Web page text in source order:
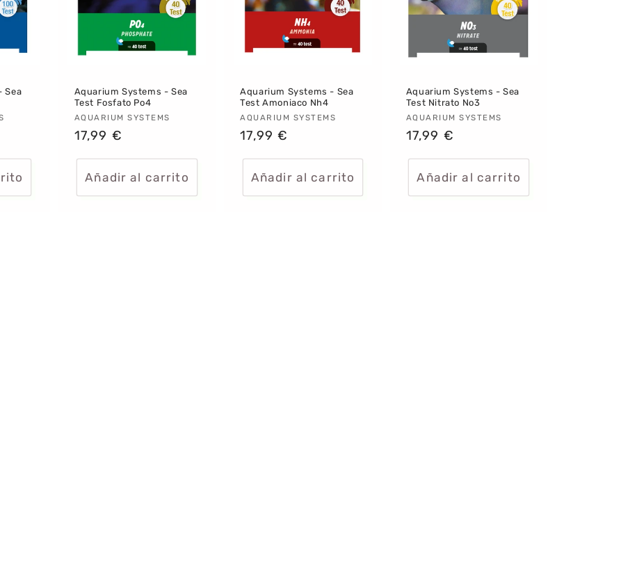
Sea
Aquarium Systems - Sea
Test Fosfato Po4
Proveedor:
AQUARIUM SYSTEMS
Precio
17,99 €
Añadir al carrito
Aquarium Systems - Sea
Test Amoniaco Nh4
Proveedor:
AQUARIUM SYSTEMS
Precio
17,99 €
Añadir al carrito
Aquarium Systems - Sea
Test Nitrato No3
Proveedor:
AQUARIUM SYSTEMS
Precio
17,99 €
Añadir al carrito